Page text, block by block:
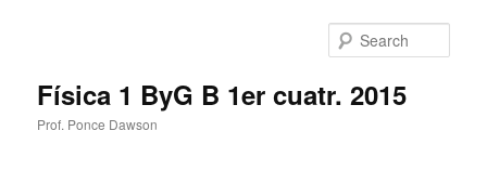
Física 1 ByG B 1er cuatr. 2015
Prof. Ponce Dawson